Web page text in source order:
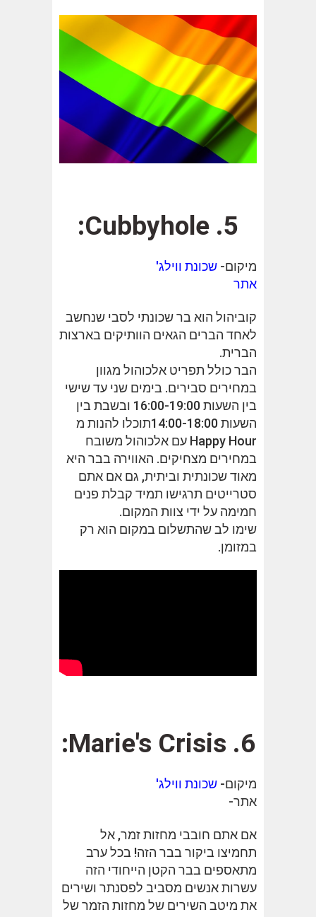
5. Cubbyhole:
מיקום- שכונת ווילג'
אתר
קוביהול הוא בר שכונתי לסבי שנחשב
לאחד הברים הגאים הוותיקים בארצות
הברית.
הבר כולל תפריט אלכוהול מגוון
במחירים סבירים. בימים שני עד שישי
בין השעות 16:00-19:00 ובשבת בין
השעות 14:00-18:00תוכלו להנות מ
Happy Hour עם אלכוהול משובח
במחירים מצחיקים. האווירה בבר היא
מאוד שכונתית וביתית, גם אם אתם
סטרייטים תרגישו תמיד קבלת פנים
חמימה על ידי צוות המקום.
שימו לב שהתשלום במקום הוא רק
במזומן.
6. Marie's Crisis:
מיקום- שכונת ווילג'
אתר-
אם אתם חובבי מחזות זמר, אל
תחמיצו ביקור בבר הזה! בכל ערב
מתאספים בבר הקטן הייחודי הזה
עשרות אנשים מסביב לפסנתר ושירים
את מיטב השירים של מחזות הזמר של